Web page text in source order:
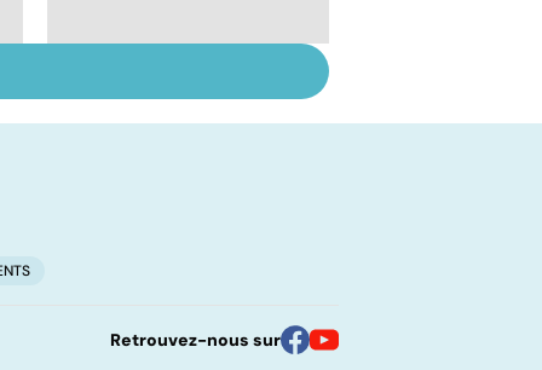
complexe
Retrouvez-nous sur